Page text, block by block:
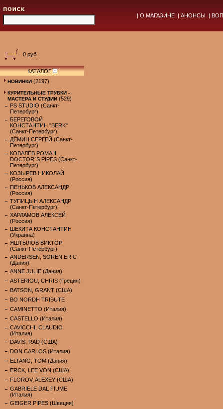
| О МАГАЗИНЕ | АНОНСЫ |
0 руб.
КАТАЛОГ
НОВИНКИ (2197)
КУРИТЕЛЬНЫЕ ТРУБКИ -
МАСТЕРА И СТУДИИ (529)
PS STUDIO (Санкт-
Петербург)
БЕРЕГОВОЙ
КОНСТАНТИН "BERK"
(Санкт-Петербург)
ДЁМИН СЕРГЕЙ (Санкт-
Петербург)
КОВАЛЁВ РОМАН
DOCTOR`S PIPES (Санкт-
Петербург)
КОЗЫРЕВ НИКОЛАЙ
(Россия)
ПЕНЬКОВ АЛЕКСАНДР
(Россия)
ТУПИЦЫН АЛЕКСАНДР
(Санкт-Петербург)
ХАРЛАМОВ АЛЕКСЕЙ
(Россия)
ШЕКИТА КОНСТАНТИН
(Украина)
ЯШТЫЛОВ ВИКТОР
(Санкт-Петербург)
ANDERSEN, SOREN ERIC
(Дания)
ANNE JULIE (Дания)
ASTERIOU, CHRIS (Греция)
BATSON, GRANT (США)
BO NORDH TRIBUTE
CAMINETTO (Италия)
CASTELLO (Италия)
CAVICCHI, CLAUDIO
(Италия)
DAVIS, RAD (США)
DON CARLOS (Италия)
ELTANG, TOM (Дания)
ERCK, LEE VON (США)
FLOROV, ALEXEY (США)
GABRIELE DAL FIUME
(Италия)
GEIGER PIPES (Швеция)